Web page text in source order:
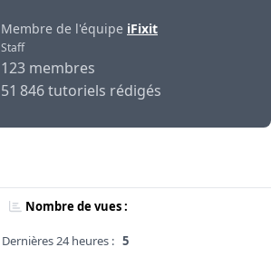
Membre de l'équipe iFixit
Staff
123 membres
51 846 tutoriels rédigés
Nombre de vues :
Dernières 24 heures : 5